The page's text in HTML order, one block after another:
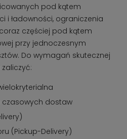
pod kątem
i ładowności, ograniczenia
częściej pod kątem
przy jednoczesnym
Do wymagań skutecznej
dostaw
(Pickup-Delivery)